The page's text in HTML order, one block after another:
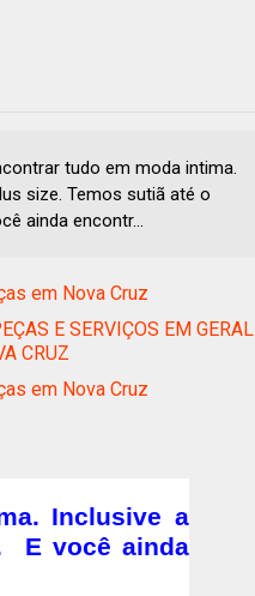
tudo em moda intima.
size. Temos sutiã até o
ainda encontr...
em Nova Cruz
E SERVIÇOS EM GERAL
CRUZ
em Nova Cruz
Inclusive a
E você ainda